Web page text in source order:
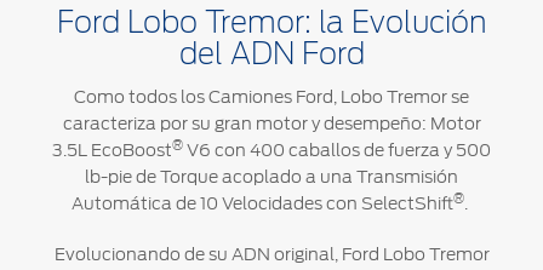
Seminuevos
Certificados
Ford Lobo Tremor: la Evolución
del ADN Ford
Como todos los Camiones Ford, Lobo Tremor se
caracteriza por su gran motor y desempeño: Motor
3.5L EcoBoost® V6 con 400 caballos de fuerza y 500
lb-pie de Torque acoplado a una Transmisión
Automática de 10 Velocidades con SelectShift®.
Evolucionando de su ADN original, Ford Lobo Tremor